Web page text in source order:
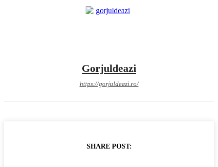
Gorjuldeazi
https://gorjuldeazi.ro/
SHARE POST: